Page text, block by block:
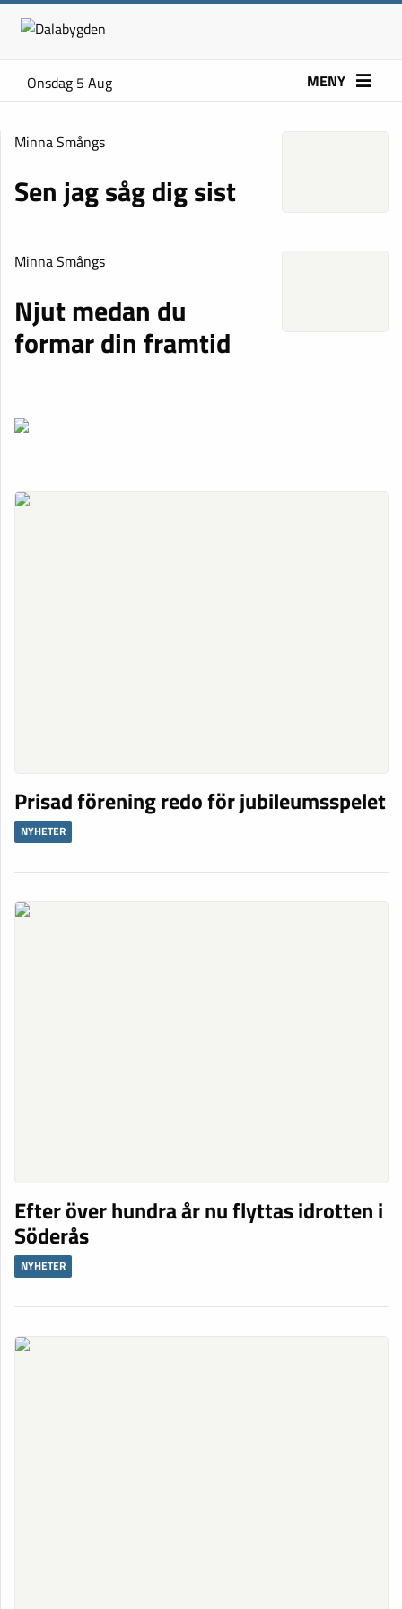
Onsdag 5 Aug MENY
Minna Smångs
Sen jag såg dig sist
Minna Smångs
Njut medan du
formar din framtid
Prisad förening redo för jubileumsspelet
NYHETER
Efter över hundra år nu flyttas idrotten i
Söderås
NYHETER